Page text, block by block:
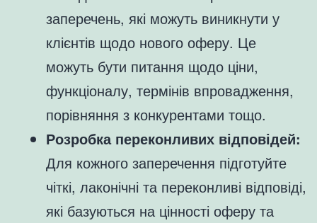
заперечень, які можуть виникнути у
клієнтів щодо нового оферу. Це
можуть бути питання щодо ціни,
функціоналу, термінів впровадження,
порівняння з конкурентами тощо.
Розробка переконливих відповідей:
Для кожного заперечення підготуйте
чіткі, лаконічні та переконливі відповіді,
які базуються на цінності оферу та